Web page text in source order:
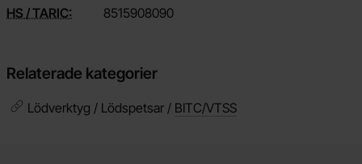
HS / TARIC:
8515908090
Relaterade kategorier
Lödverktyg / Lödspetsar / BITC/VTSS